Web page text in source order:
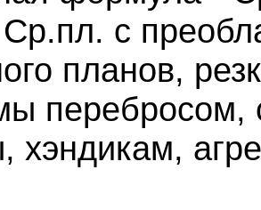
с
планов,
перебросом,
хэндикам,